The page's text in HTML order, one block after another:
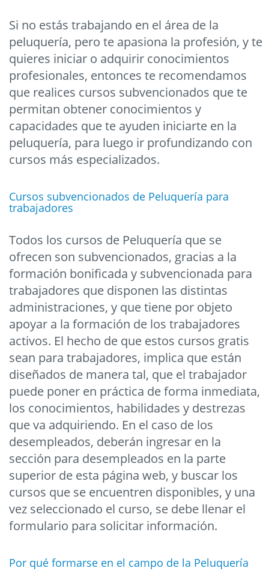
Si no estás trabajando en el área de la
peluquería, pero te apasiona la profesión, y te
quieres iniciar o adquirir conocimientos
profesionales, entonces te recomendamos
que realices cursos subvencionados que te
permitan obtener conocimientos y
capacidades que te ayuden iniciarte en la
peluquería, para luego ir profundizando con
cursos más especializados.
Cursos subvencionados de Peluquería para
trabajadores
Todos los cursos de Peluquería que se
ofrecen son subvencionados, gracias a la
formación bonificada y subvencionada para
trabajadores que disponen las distintas
administraciones, y que tiene por objeto
apoyar a la formación de los trabajadores
activos. El hecho de que estos cursos gratis
sean para trabajadores, implica que están
diseñados de manera tal, que el trabajador
puede poner en práctica de forma inmediata,
los conocimientos, habilidades y destrezas
que va adquiriendo. En el caso de los
desempleados, deberán ingresar en la
sección para desempleados en la parte
superior de esta página web, y buscar los
cursos que se encuentren disponibles, y una
vez seleccionado el curso, se debe llenar el
formulario para solicitar información.
Por qué formarse en el campo de la Peluquería